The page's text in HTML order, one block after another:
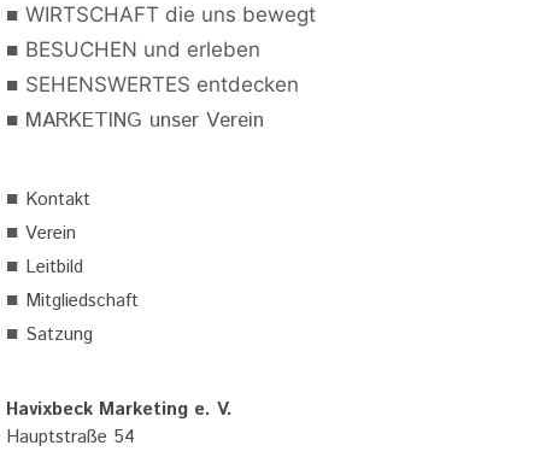
■ WIRTSCHAFT die uns bewegt
■ BESUCHEN und erleben
■ SEHENSWERTES entdecken
■ MARKETING unser Verein
■ Kontakt
■ Verein
■ Leitbild
■ Mitgliedschaft
■ Satzung
Havixbeck Marketing e. V.
Hauptstraße 54